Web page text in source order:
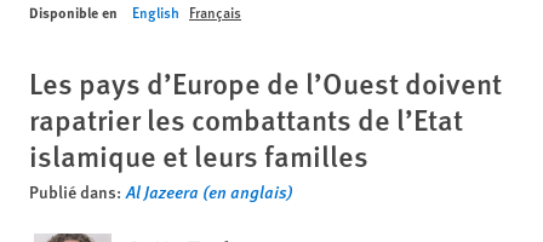
Disponible en English Français
Les pays d’Europe de l’Ouest doivent
rapatrier les combattants de l’Etat
islamique et leurs familles
Publié dans: Al Jazeera (en anglais)